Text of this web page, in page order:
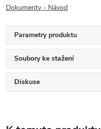
Dokumenty - Návod
Parametry produktu
Soubory ke stažení
Diskuse